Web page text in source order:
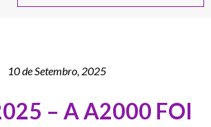
10 de Setembro, 2025
– A A2000 FOI